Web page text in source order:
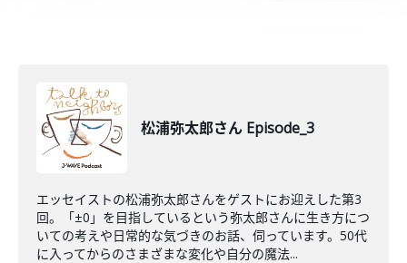
松浦弥太郎さん Episode_3
エッセイストの松浦弥太郎さんをゲストにお迎えした第3
回。「±0」を目指しているという弥太郎さんに生き方につ
いての考えや日常的な気づきのお話、伺っています。50代
に入ってからのさまざまな変化や自分の魔法...